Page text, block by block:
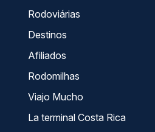
Rodoviárias
Destinos
Afiliados
Rodomilhas
Viajo Mucho
La terminal Costa Rica